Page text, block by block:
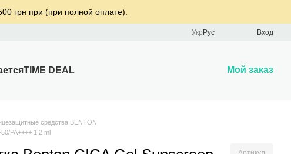
грн при (при полной оплате).
Укр Рус Вход
TIME DEAL Мой заказ
средства BENTON
PA++++ 1.2 ml